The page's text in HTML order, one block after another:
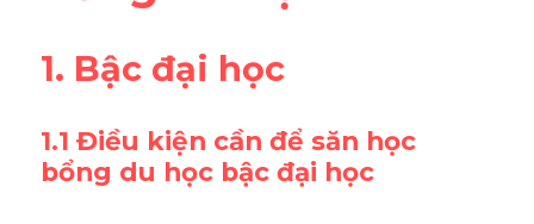
1. Bậc đại học
1.1 Điều kiện cần để săn học
bổng du học bậc đại học